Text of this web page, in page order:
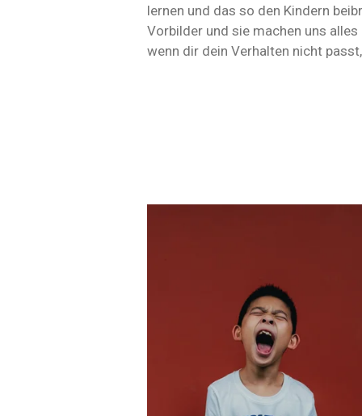
lernen und das so den Kindern
Vorbilder und sie machen uns
wenn dir dein Verhalten nicht